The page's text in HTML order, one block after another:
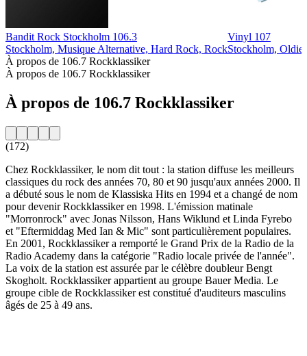
Bandit Rock Stockholm 106.3
Stockholm, Musique Alternative, Hard Rock, Rock
Vinyl 107
Stockholm, Oldies
À propos de 106.7 Rockklassiker
À propos de 106.7 Rockklassiker
À propos de 106.7 Rockklassiker
(172)
Chez Rockklassiker, le nom dit tout : la station diffuse les meilleurs
classiques du rock des années 70, 80 et 90 jusqu'aux années 2000. Il
a débuté sous le nom de Klassiska Hits en 1994 et a changé de nom
pour devenir Rockklassiker en 1998. L'émission matinale
"Morronrock" avec Jonas Nilsson, Hans Wiklund et Linda Fyrebo
et "Eftermiddag Med Ian & Mic" sont particulièrement populaires.
En 2001, Rockklassiker a remporté le Grand Prix de la Radio de la
Radio Academy dans la catégorie "Radio locale privée de l'année".
La voix de la station est assurée par le célèbre doubleur Bengt
Skogholt. Rockklassiker appartient au groupe Bauer Media. Le
groupe cible de Rockklassiker est constitué d'auditeurs masculins
âgés de 25 à 49 ans.